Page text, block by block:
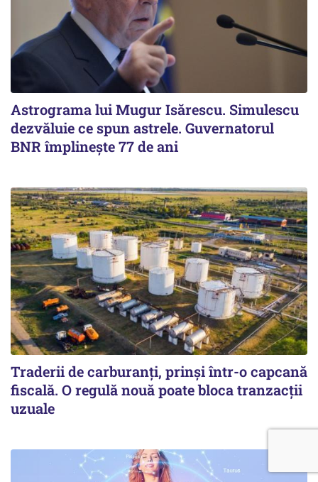
Astrograma lui Mugur Isărescu. Simulescu
dezvăluie ce spun astrele. Guvernatorul
BNR împlinește 77 de ani
Traderii de carburanți, prinși într-o capcană
fiscală. O regulă nouă poate bloca tranzacții
uzuale